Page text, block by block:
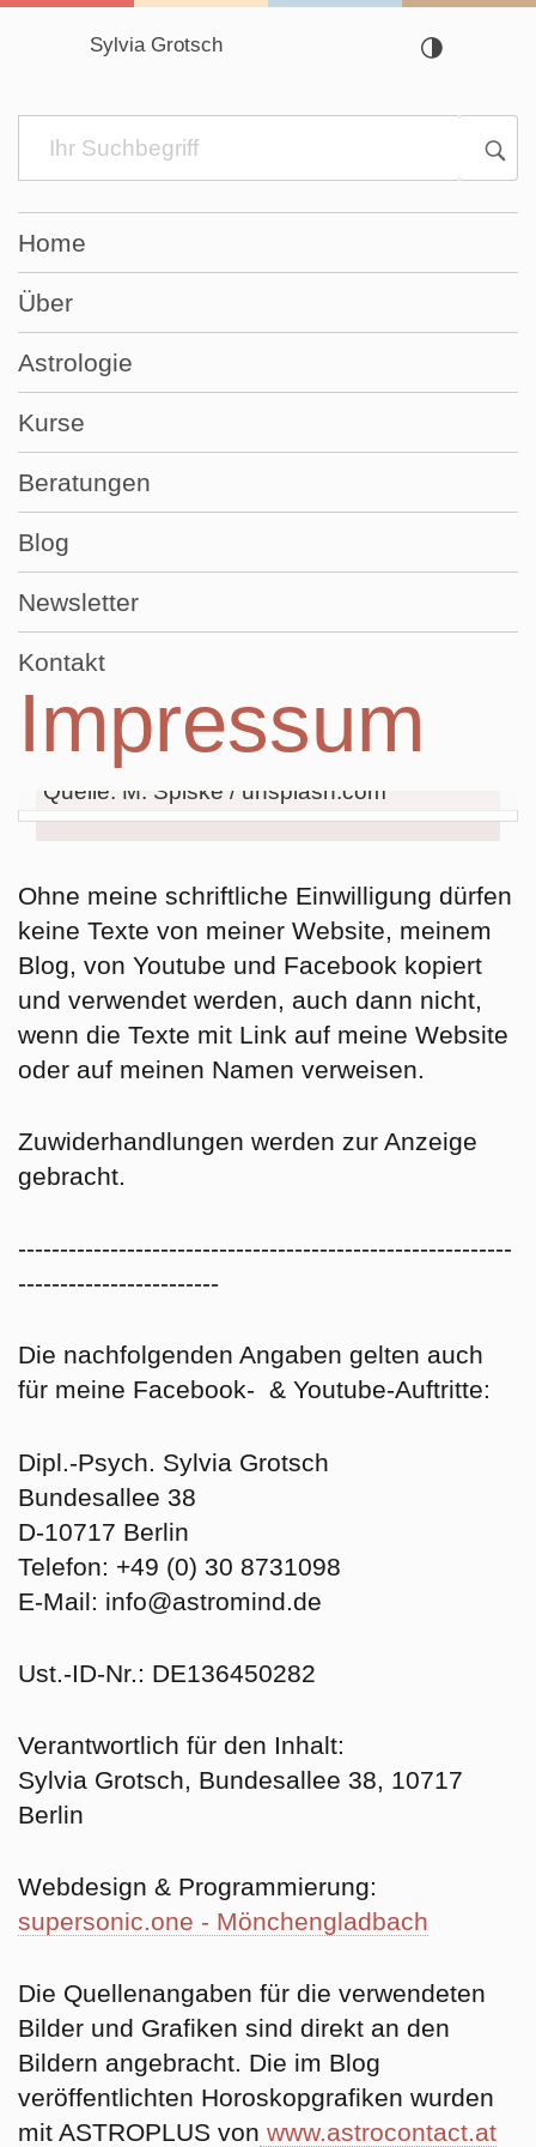
Sylvia Grotsch
Navigation
überspringen
Home
Über
Astrologie
Kurse
Beratungen
Blog
Newsletter
Kontakt
Impressum
Quelle: M. Spiske / unsplash.com
Ohne meine schriftliche Einwilligung dürfen
keine Texte von meiner Website, meinem
Blog, von Youtube und Facebook kopiert
und verwendet werden, auch dann nicht,
wenn die Texte mit Link auf meine Website
oder auf meinen Namen verweisen.
Zuwiderhandlungen werden zur Anzeige
gebracht.
-----------------------------------------------------------
------------------------
Die nachfolgenden Angaben gelten auch
für meine Facebook- & Youtube-Auftritte:
Dipl.-Psych. Sylvia Grotsch
Bundesallee 38
D-10717 Berlin
Telefon: +49 (0) 30 8731098
E-Mail: info@astromind.de
Ust.-ID-Nr.: DE136450282
Verantwortlich für den Inhalt:
Sylvia Grotsch, Bundesallee 38, 10717
Berlin
Webdesign & Programmierung:
supersonic.one - Mönchengladbach
Die Quellenangaben für die verwendeten
Bilder und Grafiken sind direkt an den
Bildern angebracht. Die im Blog
veröffentlichten Horoskopgrafiken wurden
mit ASTROPLUS von www.astrocontact.at